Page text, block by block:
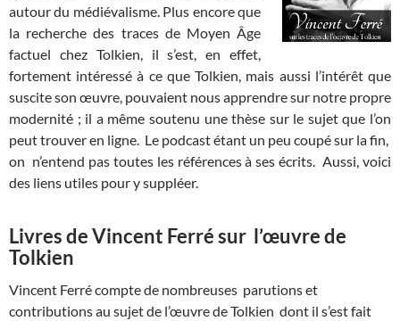
autour du médiévalisme. Plus encore que
la recherche des traces de Moyen Âge
factuel chez Tolkien, il s’est, en effet,
fortement intéressé à ce que Tolkien, mais aussi l’intérêt que
suscite son œuvre, pouvaient nous apprendre sur notre propre
modernité ; il a même soutenu une thèse sur le sujet que l’on
peut trouver en ligne. Le podcast étant un peu coupé sur la fin,
on n’entend pas toutes les références à ses écrits. Aussi, voici
des liens utiles pour y suppléer.
Livres de Vincent Ferré sur l’œuvre de
Tolkien
Vincent Ferré compte de nombreuses parutions et
contributions au sujet de l’œuvre de Tolkien dont il s’est fait